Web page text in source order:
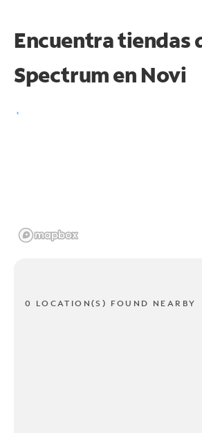
Encuentra tiendas
Spectrum en Novi
0 LOCATION(S) FOUND NEARBY